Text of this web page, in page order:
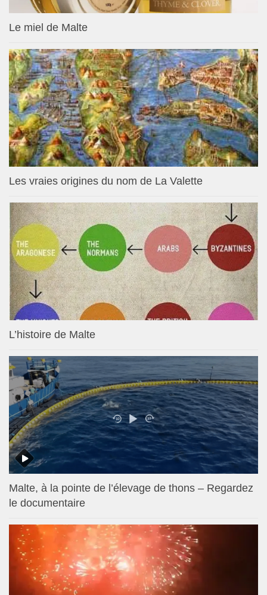
Le miel de Malte
Les vraies origines du nom de La Valette
L’histoire de Malte
Malte, à la pointe de l’élevage de thons – Regardez
le documentaire